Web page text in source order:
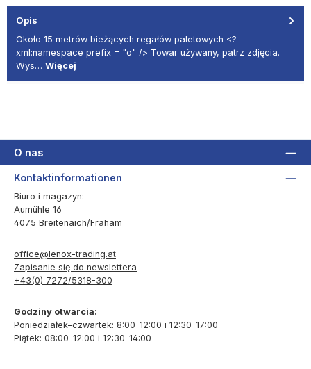
Opis
Około 15 metrów bieżących regałów paletowych <?
xml:namespace prefix = "o" /> Towar używany, patrz zdjęcia.
Wys… Więcej
O nas
Kontaktinformationen
Biuro i magazyn:
Aumühle 16
4075 Breitenaich/Fraham
office@lenox-trading.at
Zapisanie się do newslettera
+43(0) 7272/5318-300
Godziny otwarcia:
Poniedziałek–czwartek: 8:00–12:00 i 12:30–17:00
Piątek: 08:00–12:00 i 12:30-14:00